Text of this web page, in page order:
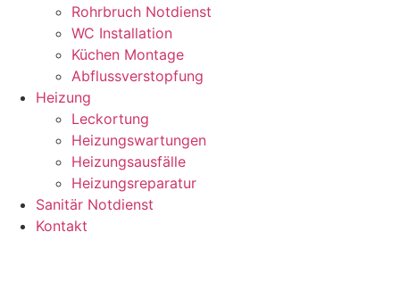
Rohrbruch Notdienst
WC Installation
Küchen Montage
Abflussverstopfung
Heizung
Leckortung
Heizungswartungen
Heizungsausfälle
Heizungsreparatur
Sanitär Notdienst
Kontakt